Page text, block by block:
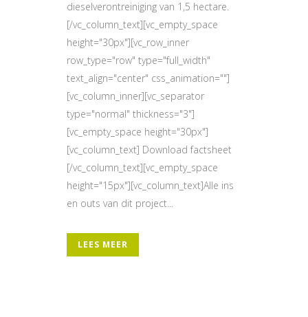
dieselverontreiniging van 1,5 hectare.
[/vc_column_text][vc_empty_space
height="30px"][vc_row_inner
row_type="row" type="full_width"
text_align="center" css_animation=""]
[vc_column_inner][vc_separator
type="normal" thickness="3"]
[vc_empty_space height="30px"]
[vc_column_text] Download factsheet
[/vc_column_text][vc_empty_space
height="15px"][vc_column_text]Alle ins
en outs van dit project...
LEES MEER